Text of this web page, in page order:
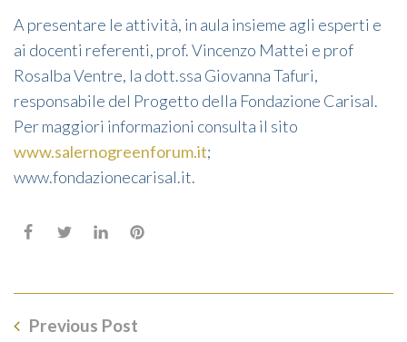
A presentare le attività, in aula insieme agli esperti e
ai docenti referenti, prof. Vincenzo Mattei e prof
Rosalba Ventre, la dott.ssa Giovanna Tafuri,
responsabile del Progetto della Fondazione Carisal.
Per maggiori informazioni consulta il sito
www.salernogreenforum.it;
www.fondazionecarisal.it.
Previous Post